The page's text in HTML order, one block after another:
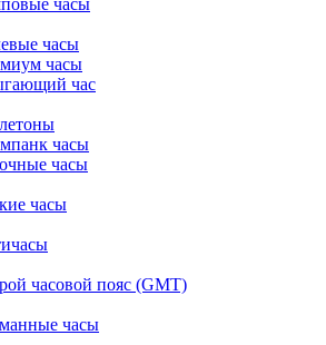
часы
часы
часы
час
часы
часы
часы
часовой пояс (GMT)
часы